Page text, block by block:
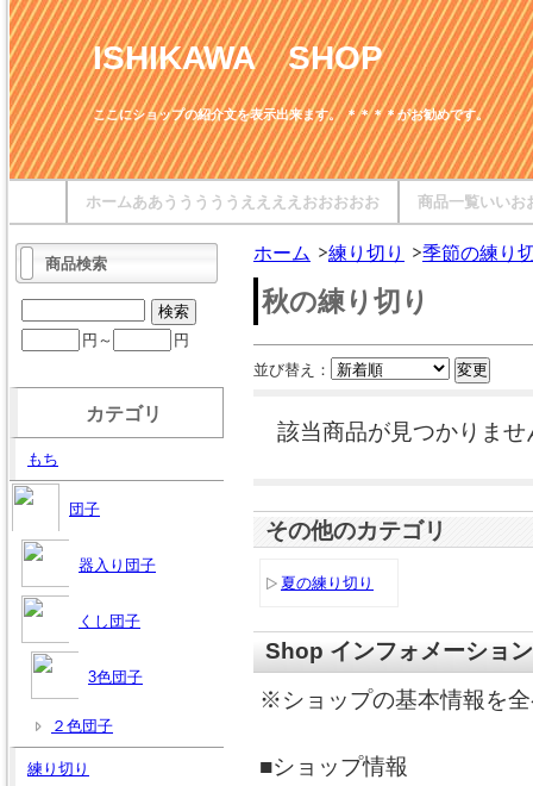
ISHIKAWA SHOP
ここにショップの紹介文を表示出来ます。 ＊＊＊＊がお勧めです。
商品一覧いいお
ホームああうううううええええおおおおお
ホーム 練り切り 季節の練り
秋の練り切り
並び替え：
該当商品が見つかりませ
その他のカテゴリ
夏の練り切り
Shop インフォメーション
※ショップの基本情報を
■ショップ情報
商品検索
円～ 円
カテゴリ
もち
団子
器入り団子
くし団子
3色団子
２色団子
練り切り